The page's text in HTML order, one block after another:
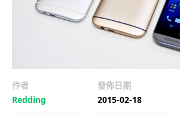
作者
Redding
發佈日期
2015-02-18